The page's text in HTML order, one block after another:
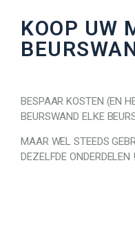
KOOP UW
BESPAAR KOSTEN (EN
BEURSWAND ELKE
MAAR WEL STEEDS
DEZELFDE ONDERDELEN